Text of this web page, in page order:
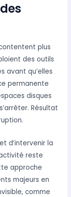
plus
des outils
avant qu’elles
permanente
disques
Résultat
d’intervenir la
reste
approche
majeurs en
comme